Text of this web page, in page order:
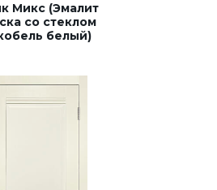
Микс (Эмалит
со стеклом
белый)